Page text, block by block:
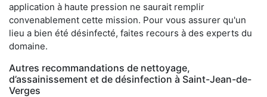
application à haute pression ne saurait remplir
convenablement cette mission. Pour vous assurer qu'un
lieu a bien été désinfecté, faites recours à des experts du
domaine.
Autres recommandations de nettoyage,
d’assainissement et de désinfection à Saint-Jean-de-
Verges